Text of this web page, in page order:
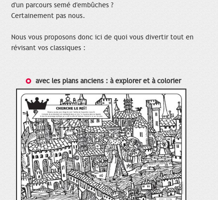
d'un parcours semé d'embûches ?
Certainement pas nous.
Nous vous proposons donc ici de quoi vous divertir tout en
révisant vos classiques :
avec les plans anciens : à explorer et à colorier